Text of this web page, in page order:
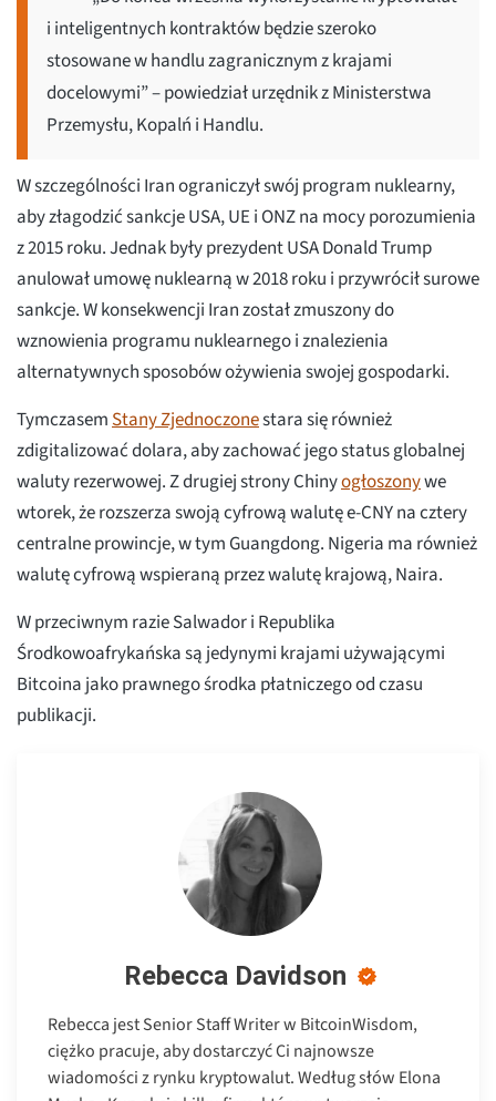
i inteligentnych kontraktów będzie szeroko
stosowane w handlu zagranicznym z krajami
docelowymi” – powiedział urzędnik z Ministerstwa
Przemysłu, Kopalń i Handlu.
W szczególności Iran ograniczył swój program nuklearny,
aby złagodzić sankcje USA, UE i ONZ na mocy porozumienia
z 2015 roku. Jednak były prezydent USA Donald Trump
anulował umowę nuklearną w 2018 roku i przywrócił surowe
sankcje. W konsekwencji Iran został zmuszony do
wznowienia programu nuklearnego i znalezienia
alternatywnych sposobów ożywienia swojej gospodarki.
TymczasemStany Zjednoczonestara się również
zdigitalizować dolara, aby zachować jego status globalnej
waluty rezerwowej. Z drugiej strony Chinyogłoszonywe
wtorek, że rozszerza swoją cyfrową walutę e-CNY na cztery
centralne prowincje, w tym Guangdong. Nigeria ma również
walutę cyfrową wspieraną przez walutę krajową, Naira.
W przeciwnym razie Salwador i Republika
Środkowoafrykańska są jedynymi krajami używającymi
Bitcoina jako prawnego środka płatniczego od czasu
publikacji.
Rebecca Davidson
Rebecca jest Senior Staff Writer w BitcoinWisdom,
ciężko pracuje, aby dostarczyć Ci najnowsze
wiadomości z rynku kryptowalut. Według słów Elona